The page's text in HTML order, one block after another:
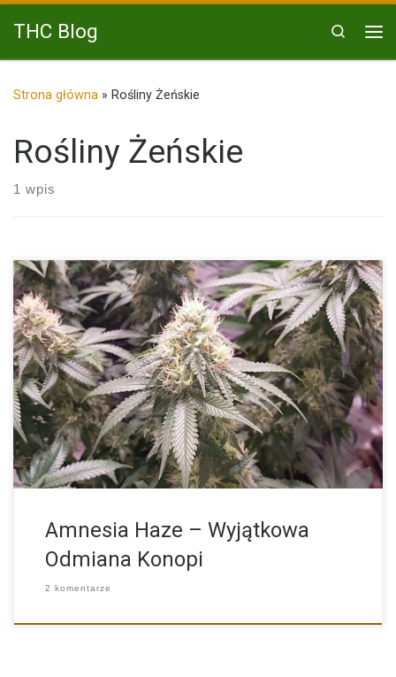
Przejdź do treści
THC Blog
Search
Strona główna » Rośliny Żeńskie
Rośliny Żeńskie
1 wpis
Jednymi z najpopularniejszych i najbardziej rozpoznawalnych
odmian konopi na świecie […]
Amnesia Haze – Wyjątkowa
Odmiana Konopi
2 komentarze